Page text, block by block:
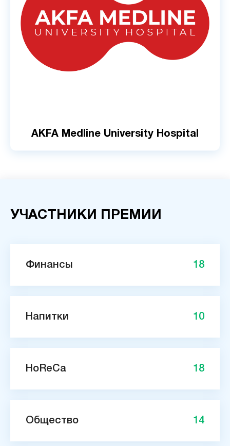
AKFA Medline University Hospital
УЧАСТНИКИ ПРЕМИИ
Финансы 18
Напитки 10
HoReCa 18
Общество 14